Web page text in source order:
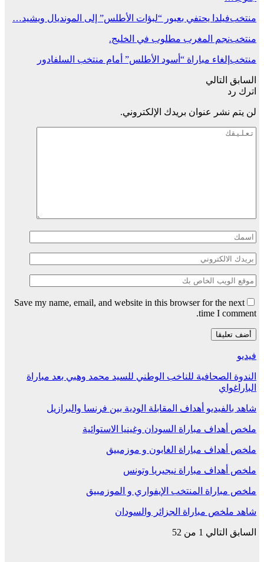
منتخبفيلدا يحتفي بعبور “لبؤات الأطلس” إلى المونديال ويشيد…
منتخبنجم المغرب مطلوب في الخليج.
منتخب إلغاء مباراة “أسود الأطلس” أمام منتخب السلفادور
السابق التالي
اترك رد
لن يتم نشر عنوان بريدك الإلكتروني.
Save my name, email, and website in this browser for the next
time I comment.
فيديو
الندوة الصحافية للناخب الوطني للسيد محمد وهبي بعد مباراة
الباراغواي
شاهد بالفيديو أهداف المقابلة الودية بين فرنسا والبرازيل
ملخص أهداف مباراة السودان وغينيا الاستوائية
ملخص أهداف مباراة الغابون و موزمبيق
ملخص أهداف مباراة نيجيريا وتونس
ملخص مباراة المنتخب الإيفواري و الموزمبيق
شاهد ملخص مباراة الجزائر والسودان
السابق التالي 1 من 52